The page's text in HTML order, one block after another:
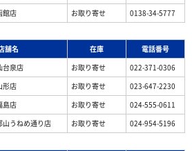
館店 お取り寄せ 0138-34-5777
舗名 在庫
電話番号
台泉店 お取り寄せ
022-371-0306
形店 お取り寄せ
023-647-2230
島店 お取り寄せ
024-555-0611
山うねめ通り店 お取り寄せ 024-954-5196